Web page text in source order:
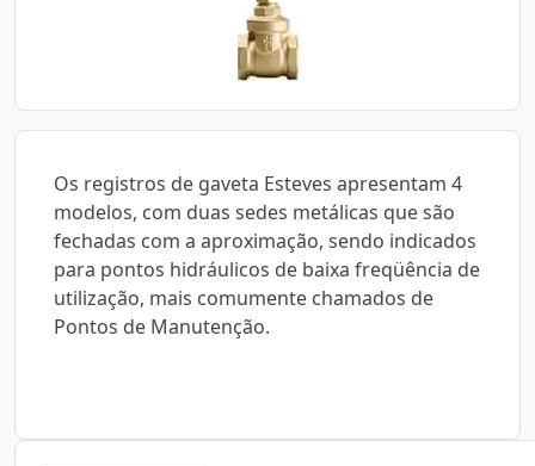
Os registros de gaveta Esteves apresentam 4
modelos, com duas sedes metálicas que são
fechadas com a aproximação, sendo indicados
para pontos hidráulicos de baixa freqüência de
utilização, mais comumente chamados de
Pontos de Manutenção.